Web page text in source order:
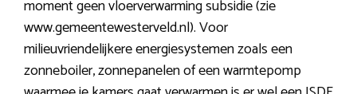
moment geen vloerverwarming subsidie (zie
www.gemeentewesterveld.nl). Voor
milieuvriendelijkere energiesystemen zoals een
zonneboiler, zonnepanelen of een warmtepomp